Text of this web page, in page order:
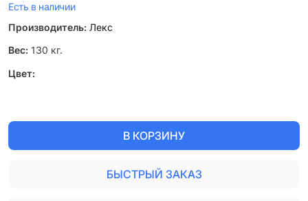
Есть в наличии
Производитель: Лекс
Вес: 130 кг.
Цвет:
В КОРЗИНУ
БЫСТРЫЙ ЗАКАЗ